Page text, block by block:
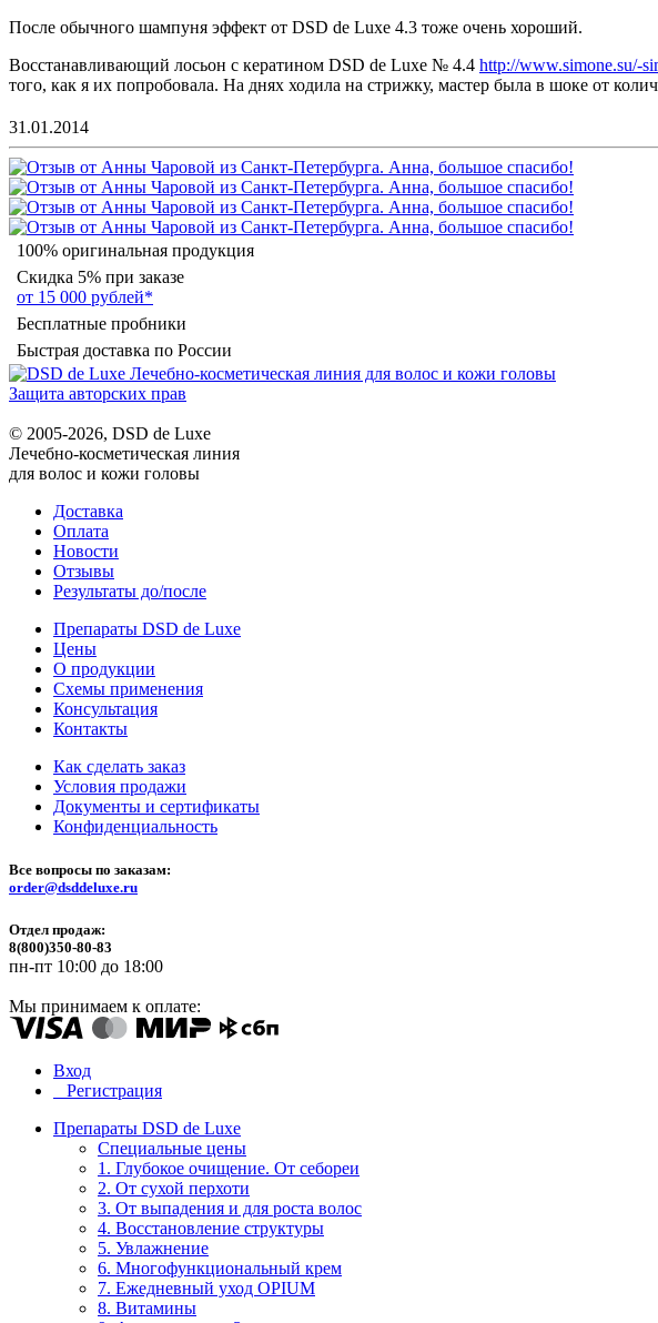
После обычного шампуня эффект от DSD de Luxe 4.3 тоже очень хороший.
Восстанавливающий лосьон с кератином DSD de Luxe № 4.4 http://www.simone.su/-
того, как я их попробовала. На днях ходила на стрижку, мастер была в шоке от
31.01.2014
100% оригинальная продукция
Скидка 5% при заказе
от 15 000 рублей*
Бесплатные пробники
Быстрая доставка по России
Защита авторских прав
© 2005-2026, DSD de Luxe
Лечебно-косметическая линия
для волос и кожи головы
Доставка
Оплата
Новости
Отзывы
Результаты до/после
Препараты DSD de Luxe
Цены
О продукции
Схемы применения
Консультация
Контакты
Как сделать заказ
Условия продажи
Документы и сертификаты
Конфиденциальность
Все вопросы по заказам:
order@dsddeluxe.ru
Отдел продаж:
8(800)350-80-83
пн-пт 10:00 до 18:00
Мы принимаем к оплате:
Вход
Регистрация
Препараты DSD de Luxe
Специальные цены
1. Глубокое очищение. От себореи
2. От сухой перхоти
3. От выпадения и для роста волос
4. Восстановление структуры
5. Увлажнение
6. Многофункциональный крем
7. Ежедневный уход OPIUM
8. Витамины